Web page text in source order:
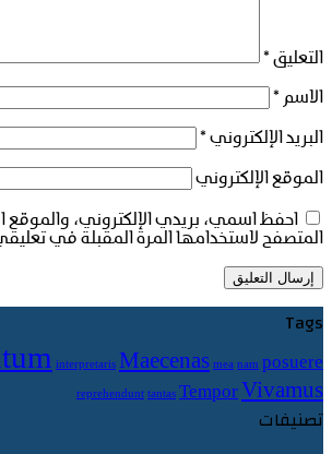
التعليق *
الاسم *
البريد الإلكتروني *
الموقع الإلكتروني
احفظ اسمي، بريدي الإلكتروني، والموقع
المتصفح لاستخدامها المرة المقبلة في
Tags
interpretaris Maecenas mea nam posuere
reprehendunt tantas Tempor Vivamus
تصنيفات